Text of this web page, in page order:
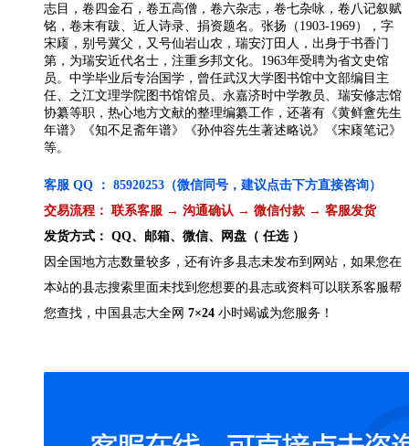
志目，卷四金石，卷五高僧，卷六杂志，卷七杂咏，卷八记叙赋
铭，卷末有跋、近人诗录、捐资题名。张扬（1903-1969），字
宋庼，别号冀父，又号仙岩山农，瑞安汀田人，出身于书香门
第，为瑞安近代名士，注重乡邦文化。1963年受聘为省文史馆
员。中学毕业后专治国学，曾任武汉大学图书馆中文部编目主
任、之江文理学院图书馆馆员、永嘉济时中学教员、瑞安修志馆
协纂等职，热心地方文献的整理编纂工作，还著有《黄鲜盦先生
年谱》《知不足斋年谱》《孙仲容先生著述略说》《宋庼笔记》
等。
客服 QQ ： 85920253（微信同号，建议点击下方直接咨询）
交易流程： 联系客服 → 沟通确认 → 微信付款 → 客服发货
发货方式： QQ、邮箱、微信、网盘（ 任选 ）
因全国地方志数量较多，还有许多县志未发布到网站，如果您在
本站的县志搜索里面未找到您想要的县志或资料可以联系客服帮
您查找，中国县志大全网 7×24 小时竭诚为您服务！